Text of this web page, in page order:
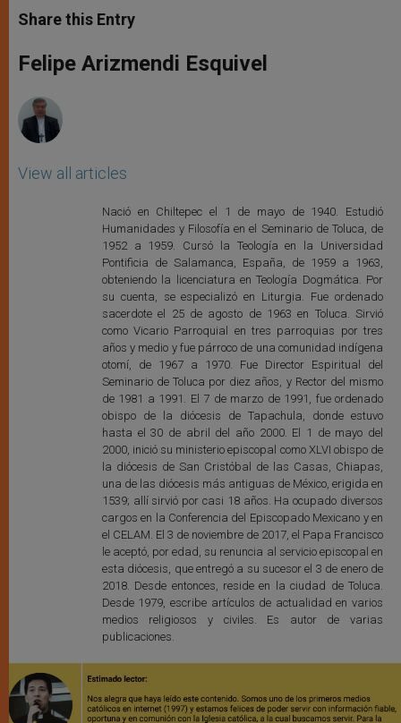
t
s
p
p
s
e
g
e
e
b
o
k
r
Share this Entry
Felipe Arizmendi Esquivel
View all articles
Nació en Chiltepec el 1 de mayo de 1940. Estudió
Humanidades y Filosofía en el Seminario de Toluca, de
1952 a 1959. Cursó la Teología en la Universidad
Pontificia de Salamanca, España, de 1959 a 1963,
obteniendo la licenciatura en Teología Dogmática. Por
su cuenta, se especializó en Liturgia. Fue ordenado
sacerdote el 25 de agosto de 1963 en Toluca. Sirvió
como Vicario Parroquial en tres parroquias por tres
años y medio y fue párroco de una comunidad indígena
otomí, de 1967 a 1970. Fue Director Espiritual del
Seminario de Toluca por diez años, y Rector del mismo
de 1981 a 1991. El 7 de marzo de 1991, fue ordenado
obispo de la diócesis de Tapachula, donde estuvo
hasta el 30 de abril del año 2000. El 1 de mayo del
2000, inició su ministerio episcopal como XLVI obispo de
la diócesis de San Cristóbal de las Casas, Chiapas,
una de las diócesis más antiguas de México, erigida en
1539; allí sirvió por casi 18 años. Ha ocupado diversos
cargos en la Conferencia del Episcopado Mexicano y en
el CELAM. El 3 de noviembre de 2017, el Papa Francisco
le aceptó, por edad, su renuncia al servicio episcopal en
esta diócesis, que entregó a su sucesor el 3 de enero de
2018. Desde entonces, reside en la ciudad de Toluca.
Desde 1979, escribe artículos de actualidad en varios
medios religiosos y civiles. Es autor de varias
publicaciones.